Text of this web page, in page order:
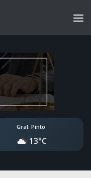
Gral. Pinto
13°C